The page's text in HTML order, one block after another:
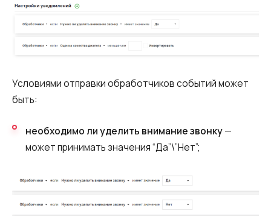
Условиями отправки обработчиков событий может
быть:
необходимо ли уделить внимание звонку—
может принимать значения “Да”\”Нет”;
Alternative: